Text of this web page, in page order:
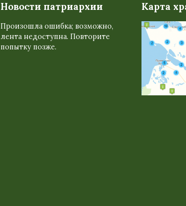
Новости патриархии
Произошла ошибка; возможно,
лента недоступна. Повторите
попытку позже.
Карта